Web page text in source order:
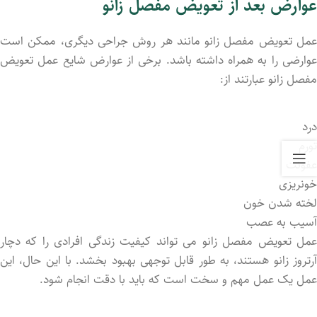
عوارض بعد از تعویض مفصل زانو
عمل تعویض مفصل زانو مانند هر روش جراحی دیگری، ممکن است
عوارضی را به همراه داشته باشد. برخی از عوارض شایع عمل تعویض
مفصل زانو عبارتند از:
درد
عفونت
خونریزی
لخته شدن خون
آسیب به عصب
عمل تعویض مفصل زانو می ‌تواند کیفیت زندگی افرادی را که دچار
آرتروز زانو هستند، به طور قابل توجهی بهبود بخشد. با این حال، این
عمل یک عمل مهم و سخت است که باید با دقت انجام شود.